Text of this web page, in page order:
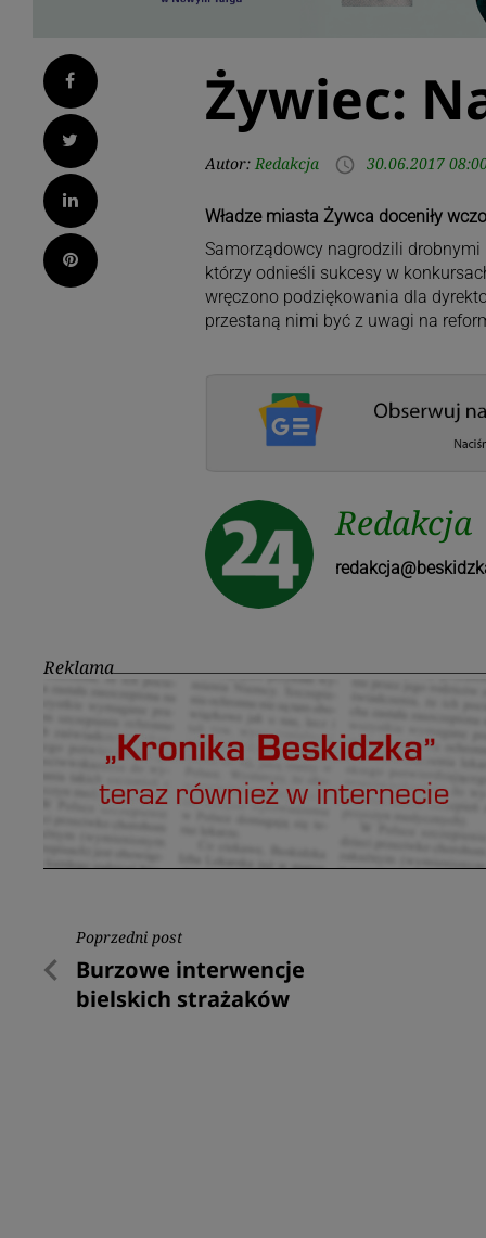
Facebook
Twitter
LinkedIn
Pinterest
Żywiec:
Autor: Redakcja access_time 30.06.2017
Władze miasta Żywca doceniły
Samorządowcy nagrodzili
którzy odnieśli sukcesy w
wręczono podziękowania dla
przestaną nimi być z uwagi na
Redakcja
Reklama
Nawigacja
wpisu
Poprzedni post
Poprzedni
post
Burzowe interwencje
bielskich strażaków